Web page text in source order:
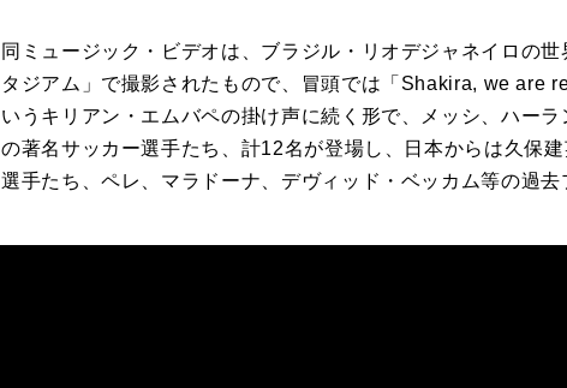
同ミュージック・ビデオは、ブラジル・リオデジャネイロの
タジアム」で撮影されたもので、冒頭では「Shakira, we are
いうキリアン・エムバペの掛け声に続く形で、メッシ、ハー
の著名サッカー選手たち、計12名が登場し、日本からは久保
選手たち、ペレ、マラドーナ、デヴィッド・ベッカム等の過